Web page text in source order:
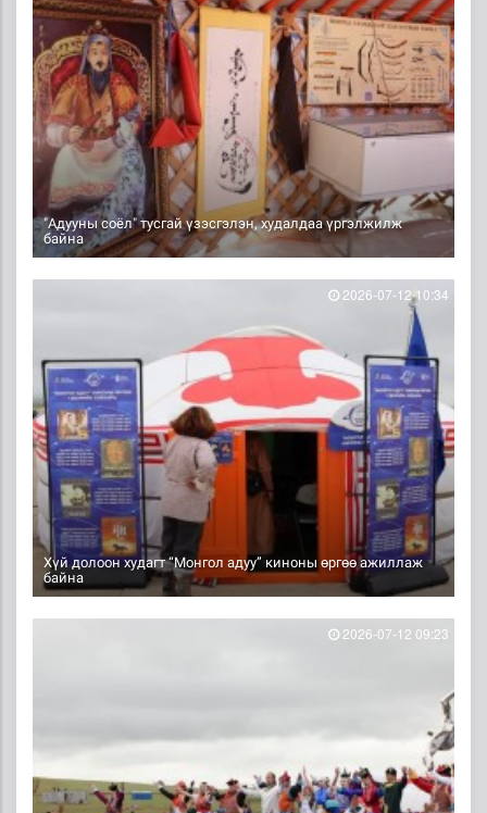
"Адууны соёл" тусгай үзэсгэлэн, худалдаа үргэлжилж
байна
Хүй долоон худагт “Монгол адуу” киноны өргөө ажиллаж
байна
2026-07-12 10:34
2026-07-12 09:23